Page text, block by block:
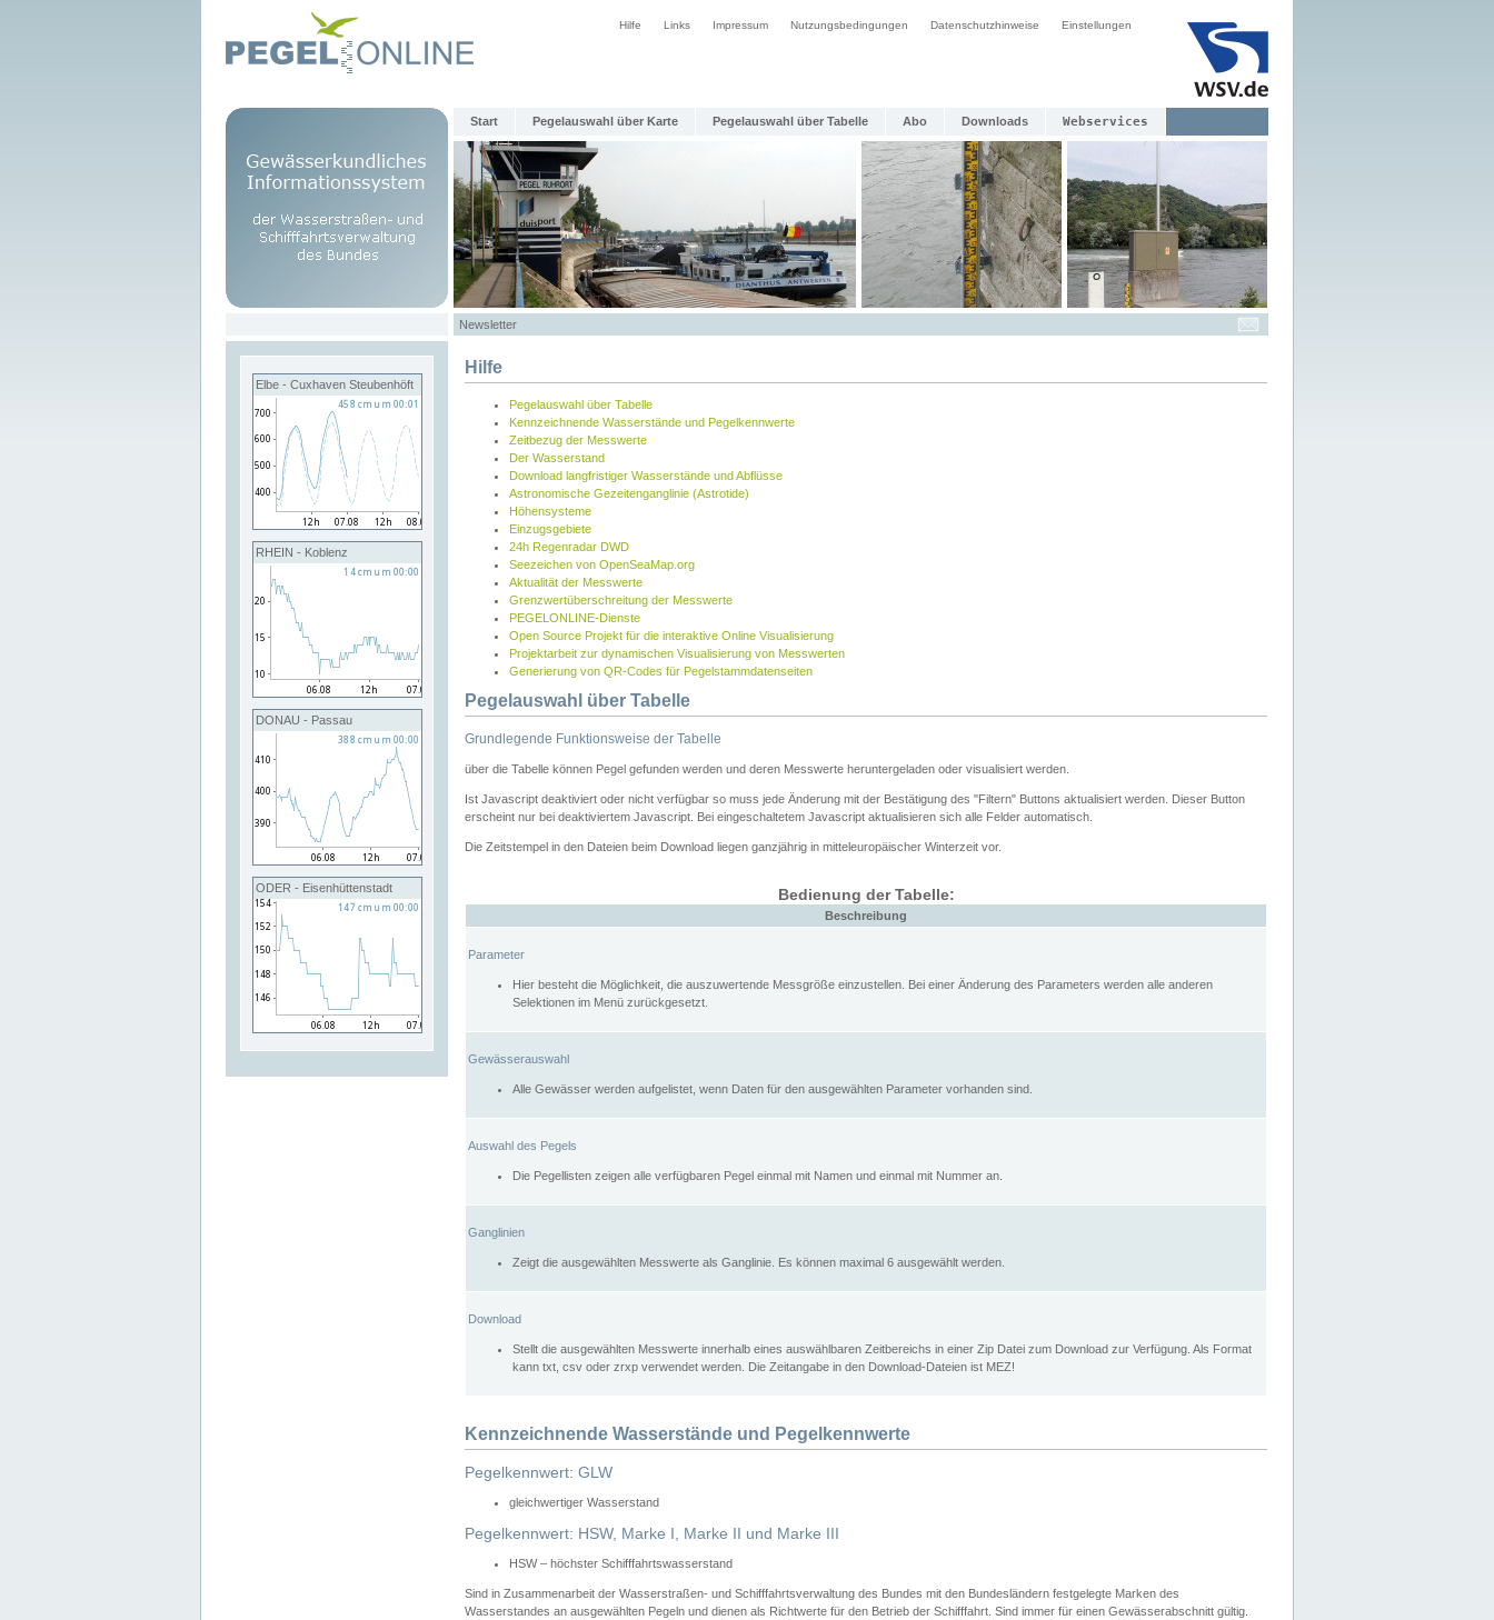
Hilfe Links Impressum Nutzungsbedingungen Datenschutzhinweise Einstellungen
Start Pegelauswahl über Karte Pegelauswahl über Tabelle Abo Downloads Webservices
Newsletter
Elbe - Cuxhaven Steubenhöft
RHEIN - Koblenz
DONAU - Passau
ODER - Eisenhüttenstadt
Hilfe
Pegelauswahl über Tabelle
Kennzeichnende Wasserstände und Pegelkennwerte
Zeitbezug der Messwerte
Der Wasserstand
Download langfristiger Wasserstände und Abflüsse
Astronomische Gezeitenganglinie (Astrotide)
Höhensysteme
Einzugsgebiete
24h Regenradar DWD
Seezeichen von OpenSeaMap.org
Aktualität der Messwerte
Grenzwertüberschreitung der Messwerte
PEGELONLINE-Dienste
Open Source Projekt für die interaktive Online Visualisierung
Projektarbeit zur dynamischen Visualisierung von Messwerten
Generierung von QR-Codes für Pegelstammdatenseiten
Pegelauswahl über Tabelle
Grundlegende Funktionsweise der Tabelle
über die Tabelle können Pegel gefunden werden und deren Messwerte heruntergeladen oder visualisiert werden.
Ist Javascript deaktiviert oder nicht verfügbar so muss jede Änderung mit der Bestätigung des "Filtern" Buttons aktualisiert werden. Dieser Button
erscheint nur bei deaktiviertem Javascript. Bei eingeschaltetem Javascript aktualisieren sich alle Felder automatisch.
Die Zeitstempel in den Dateien beim Download liegen ganzjährig in mitteleuropäischer Winterzeit vor.
Bedienung der Tabelle:
Beschreibung
Parameter
Hier besteht die Möglichkeit, die auszuwertende Messgröße einzustellen. Bei einer Änderung des Parameters werden alle anderen
Selektionen im Menü zurückgesetzt.
Gewässerauswahl
Alle Gewässer werden aufgelistet, wenn Daten für den ausgewählten Parameter vorhanden sind.
Auswahl des Pegels
Die Pegellisten zeigen alle verfügbaren Pegel einmal mit Namen und einmal mit Nummer an.
Ganglinien
Zeigt die ausgewählten Messwerte als Ganglinie. Es können maximal 6 ausgewählt werden.
Download
Stellt die ausgewählten Messwerte innerhalb eines auswählbaren Zeitbereichs in einer Zip Datei zum Download zur Verfügung. Als Format
kann txt, csv oder zrxp verwendet werden. Die Zeitangabe in den Download-Dateien ist MEZ!
Kennzeichnende Wasserstände und Pegelkennwerte
Pegelkennwert: GLW
gleichwertiger Wasserstand
Pegelkennwert: HSW, Marke I, Marke II und Marke III
HSW – höchster Schifffahrtswasserstand
Sind in Zusammenarbeit der Wasserstraßen- und Schifffahrtsverwaltung des Bundes mit den Bundesländern festgelegte Marken des
Wasserstandes an ausgewählten Pegeln und dienen als Richtwerte für den Betrieb der Schifffahrt. Sind immer für einen Gewässerabschnitt gültig.